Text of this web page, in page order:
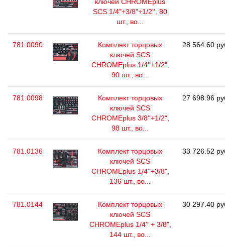
SCS 1/4"+3/8"+1/2'', 80
шт., во...
781.0090
Комплект торцовых
ключей SCS
CHROMEplus 1/4''+1/2",
90 шт., во...
28 564.60
781.0098
Комплект торцовых
ключей SCS
CHROMEplus 3/8''+1/2",
98 шт., во...
27 698.96
781.0136
Комплект торцовых
ключей SCS
CHROMEplus 1/4''+3/8",
136 шт., во...
33 726.52
781.0144
Комплект торцовых
ключей SCS
CHROMEplus 1/4'' + 3/8",
144 шт., во...
30 297.40